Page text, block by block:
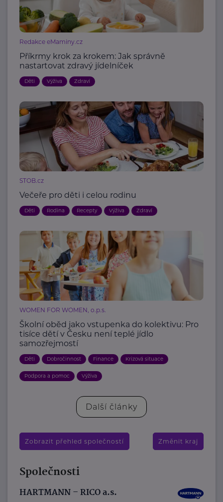
Redakce eMaminy.cz
Příkrmy krok za krokem: Jak správně
nastartovat zdravý jídelníček
Děti Výživa Zdraví
STOB.cz
Večeře pro děti i celou rodinu
Děti Rodina Recepty Výživa Zdraví
WOMEN FOR WOMEN, o.p.s.
Školní oběd jako vstupenka do kolektivu: Pro
tisíce dětí v Česku není teplé jídlo
samozřejmostí
Děti Dobročinnost Finance Krizová situace
Podpora a pomoc Výživa
Další články
Zobrazit přehled společností Změnit kraj
Společnosti
HARTMANN – RICO a.s.